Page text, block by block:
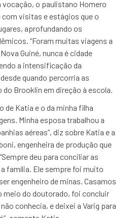
vocação, o paulistano Homero
visitas e estágios que o
aprofundando os
“Foram muitas viagens a
Guiné, nunca é cidade
a intensificação da
quando percorria as
do Brooklin em direção à escola.
de Katia e o da minha filha
Minha esposa trabalhou a
aéreas”, diz sobre Katia e a
engenheira de produção que
deu para conciliar as
família. Ele sempre foi muito
engenheiro de minas. Casamos
meio do doutorado, foi concluir
conhecia, e deixei a Varig para